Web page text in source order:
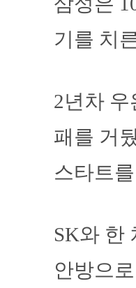
기를 치
2년차 우
패를 거
스타트
SK와 한
안방으